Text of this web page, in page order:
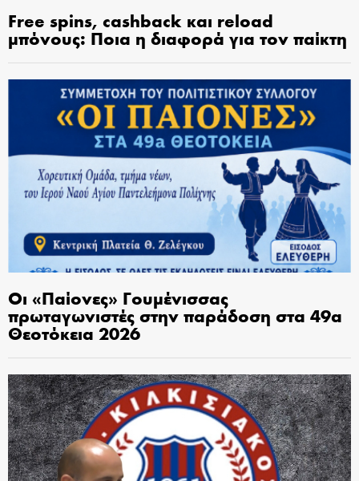
Free spins, cashback και reload
μπόνους: Ποια η διαφορά για τον παίκτη
Οι «Παίονες» Γουμένισσας
πρωταγωνιστές στην παράδοση στα 49α
Θεοτόκεια 2026